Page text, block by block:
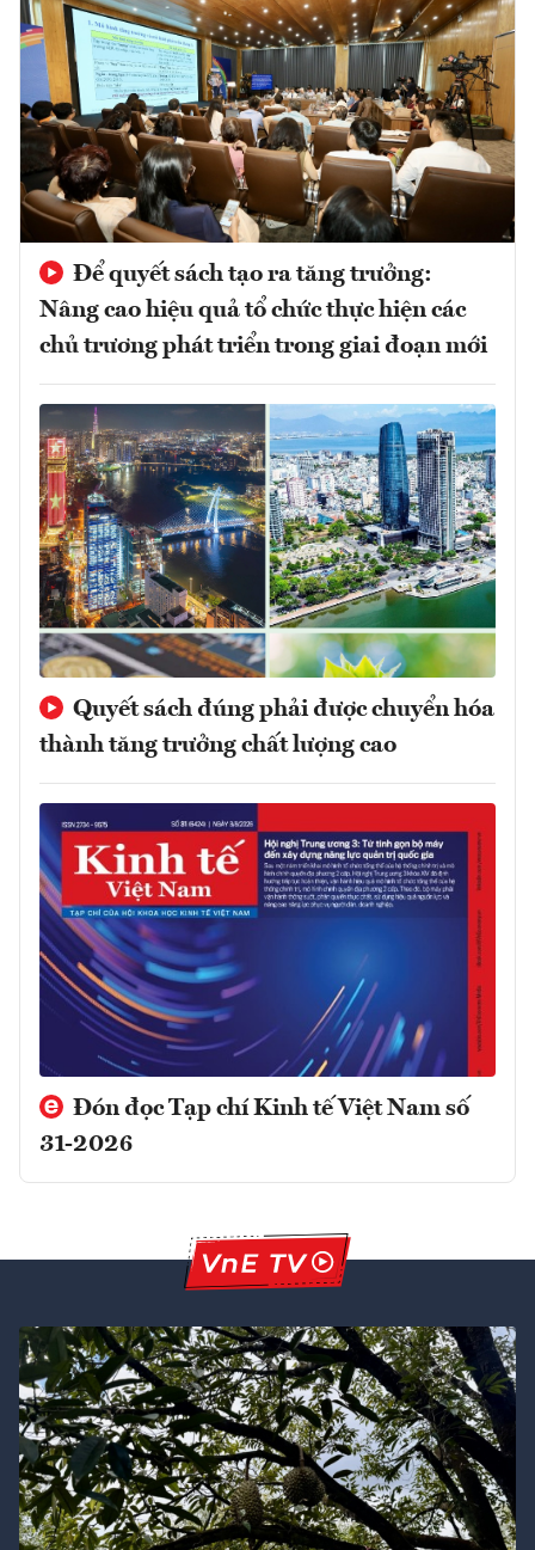
Để quyết sách tạo ra tăng trưởng:
Nâng cao hiệu quả tổ chức thực hiện các
chủ trương phát triển trong giai đoạn mới
Quyết sách đúng phải được chuyển hóa
thành tăng trưởng chất lượng cao
Đón đọc Tạp chí Kinh tế Việt Nam số
31-2026